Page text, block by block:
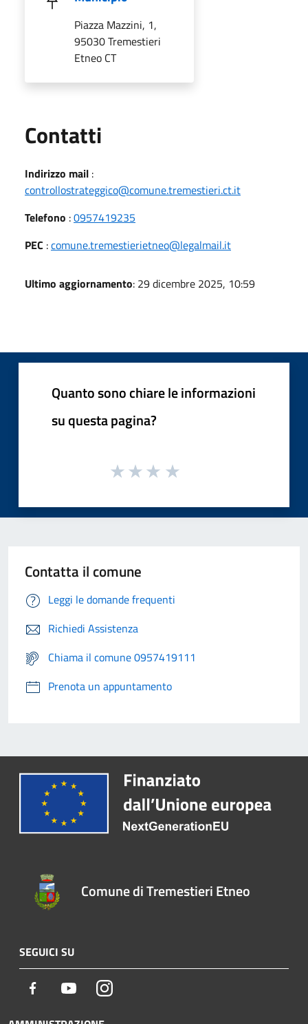
Piazza Mazzini, 1,
95030 Tremestieri
Etneo CT
Contatti
Indirizzo mail :
controllostrateggico@comune.tremestieri.ct.it
Telefono :0957419235
PEC :comune.tremestierietneo@legalmail.it
Ultimo aggiornamento: 29 dicembre 2025, 10:59
Quanto sono chiare le informazioni
su questa pagina?
Contatta il comune
Leggi le domande frequenti
Richiedi Assistenza
Chiama il comune 0957419111
Prenota un appuntamento
Comune di Tremestieri Etneo
SEGUICI SU
Facebook YoutubeInstagram